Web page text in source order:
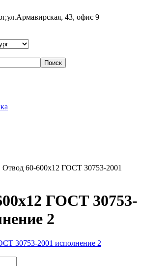
43, офис 9
Отвод 60-600х12 ГОСТ 30753-2001
ГОСТ 30753-
2